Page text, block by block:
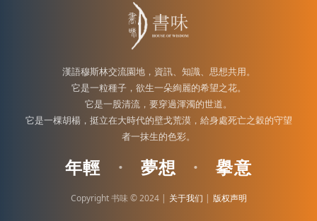
漢語穆斯林交流園地，資訊、知識、思想共用。
它是一粒種子，欲生一朵絢麗的希望之花。
它是一股清流，要穿過渾濁的世道。
它是一棵胡楊，挺立在大時代的壁戈荒漠，給身處死亡之穀的守望
者一抹生的色彩。
年輕 · 夢想 · 擧意
Copyright 书味 © 2024 | 关于我们 | 版权声明